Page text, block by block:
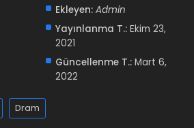
Ekleyen: Admin
Yayınlanma T.: Ekim 23,
2021
Güncellenme T.: Mart 6,
2022
Dram